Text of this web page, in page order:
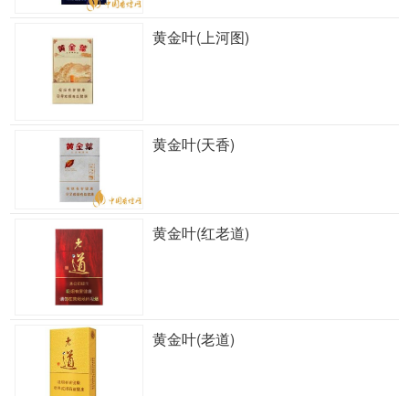
黄金叶(上河图)
黄金叶(天香)
黄金叶(红老道)
黄金叶(老道)